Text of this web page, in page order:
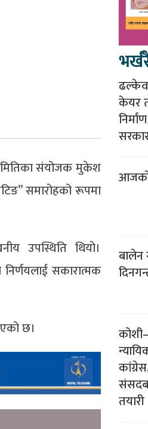
संयोजक मुकेश
समारोहको रूपमा
उपस्थिति थियो।
सकारात्मक
छ।
केयर
बालेन
तयारी